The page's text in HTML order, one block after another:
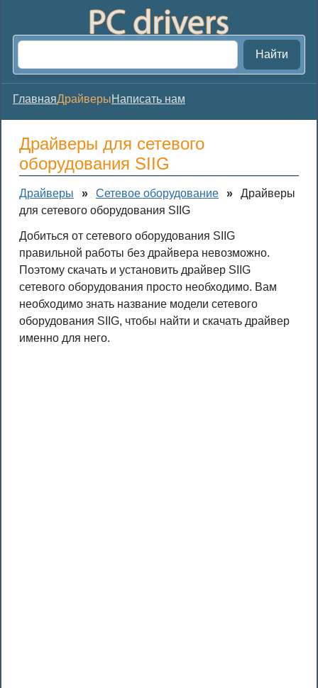
Найти
ГлавнаяДрайверыНаписать нам
Драйверы для сетевого
оборудования SIIG
Драйверы » Сетевое оборудование »
Драйверы
для сетевого оборудования SIIG
Добиться от сетевого оборудования SIIG
правильной работы без драйвера невозможно.
Поэтому скачать и установить драйвер SIIG
сетевого оборудования просто необходимо. Вам
необходимо знать название модели сетевого
оборудования SIIG, чтобы найти и скачать драйвер
именно для него.